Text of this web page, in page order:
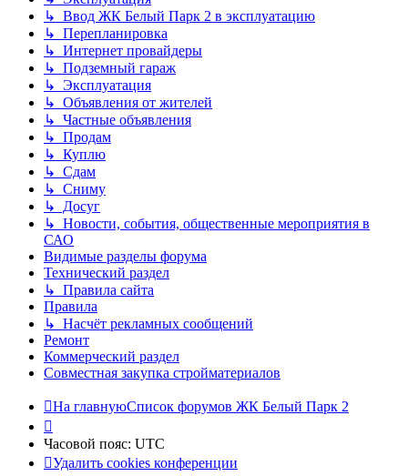
↳ Ввод ЖК Белый Парк 2 в эксплуатацию
↳ Перепланировка
↳ Интернет провайдеры
↳ Подземный гараж
↳ Эксплуатация
↳ Объявления от жителей
↳ Частные объявления
↳ Продам
↳ Куплю
↳ Сдам
↳ Сниму
↳ Досуг
↳ Новости, события, общественные мероприятия в
САО
Видимые разделы форума
Технический раздел
↳ Правила сайта
Правила
↳ Насчёт рекламных сообщений
Ремонт
Коммерческий раздел
Совместная закупка стройматериалов
На главнуюСписок форумов ЖК Белый Парк 2
Часовой пояс: UTC
Удалить cookies конференции